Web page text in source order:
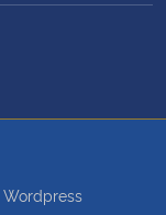
Wordpress